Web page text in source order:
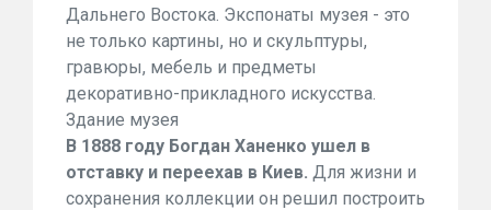
Дальнего Востока. Экспонаты музея - это
не только картины, но и скульптуры,
гравюры, мебель и предметы
декоративно-прикладного искусства.
Здание музея
В 1888 году Богдан Ханенко ушел в
отставку и переехав в Киев. Для жизни и
сохранения коллекции он решил построить